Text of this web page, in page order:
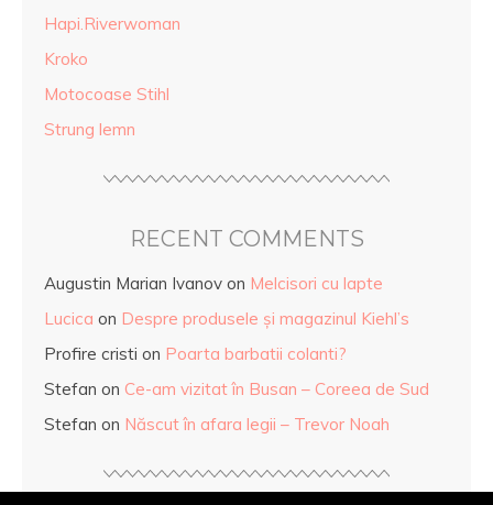
Hapi.Riverwoman
Kroko
Motocoase Stihl
Strung lemn
RECENT COMMENTS
Augustin Marian Ivanov on Melcisori cu lapte
Lucica on Despre produsele și magazinul Kiehl’s
Profire cristi on Poarta barbatii colanti?
Stefan on Ce-am vizitat în Busan – Coreea de Sud
Stefan on Născut în afara legii – Trevor Noah